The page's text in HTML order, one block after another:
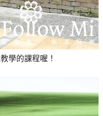
學的課程喔！